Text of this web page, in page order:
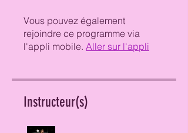
Vous pouvez également
rejoindre ce programme via
l'appli mobile. Aller sur l'appli
Instructeur(s)